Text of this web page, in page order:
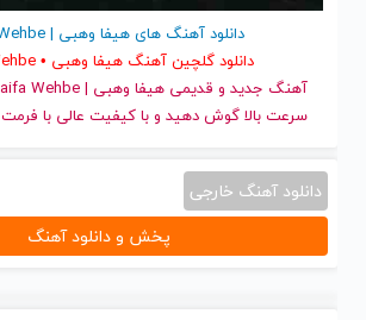
دانلود آهنگ های هیفا وهبی | Haifa Wehbe
دانلود گلچین آهنگ هیفا وهبی • Haifa Wehbe
آهنگ جدید
سرعت بالا گوش دهید و با کیفیت عالی با فرمت mp3 دانلود کنید
دانلود آهنگ خارجی
پخش و دانلود آهنگ